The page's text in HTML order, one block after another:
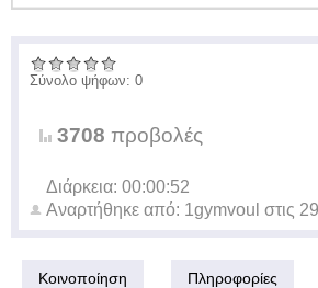
Σύνολο ψήφων: 0
3708 προβολές
Διάρκεια: 00:00:52
Αναρτήθηκε από: 1gymvoul στις
Κοινοποίηση Πληροφορίες